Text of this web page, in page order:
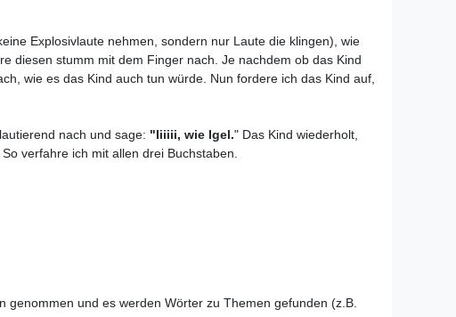
Explosivlaute nehmen, sondern nur Laute die klingen), wie
diesen stumm mit dem Finger nach. Je nachdem ob das Kind
wie es das Kind auch tun würde. Nun fordere ich das Kind auf,
nach und sage: "Iiiiii, wie Igel." Das Kind wiederholt,
verfahre ich mit allen drei Buchstaben.
genommen und es werden Wörter zu Themen gefunden (z.B.